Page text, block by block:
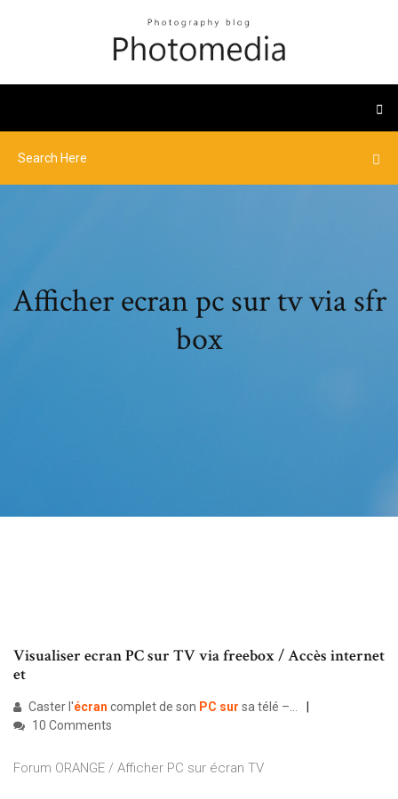
Afficher ecran pc sur tv via sfr
box
Visualiser ecran PC sur TV via freebox / Accès internet
et
Caster l'écran complet de son PC sur sa télé –…
10 Comments
Forum ORANGE / Afficher PC sur écran TV